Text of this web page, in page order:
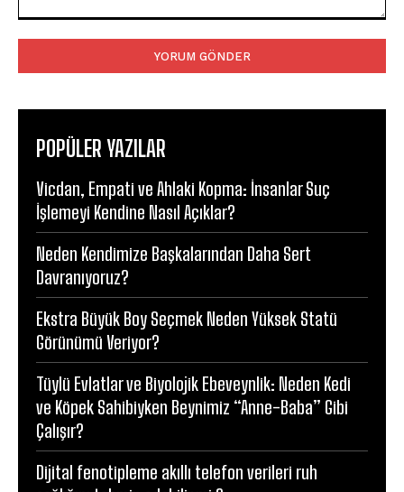
POPÜLER YAZILAR
Vicdan, Empati ve Ahlaki Kopma: İnsanlar Suç
İşlemeyi Kendine Nasıl Açıklar?
Neden Kendimize Başkalarından Daha Sert
Davranıyoruz?
Ekstra Büyük Boy Seçmek Neden Yüksek Statü
Görünümü Veriyor?
Tüylü Evlatlar ve Biyolojik Ebeveynlik: Neden Kedi
ve Köpek Sahibiyken Beynimiz “Anne-Baba” Gibi
Çalışır?
Dijital fenotipleme akıllı telefon verileri ruh